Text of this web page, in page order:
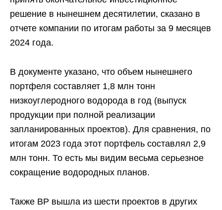
решение в нынешнем десятилетии, сказано в
отчете компании по итогам работы за 9 месяцев
2024 года.
В документе указано, что объем нынешнего
портфеля составляет 1,8 млн тонн
низкоуглеродного водорода в год (выпуск
продукции при полной реализации
запланированных проектов). Для сравнения, по
итогам 2023 года этот портфель составлял 2,9
млн тонн. То есть мы видим весьма серьезное
сокращение водородных планов.
Также BP вышла из шести проектов в других